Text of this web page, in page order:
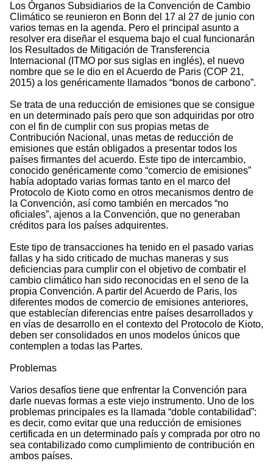
Los Órganos Subsidiarios de la Convención de Cambio
Climático se reunieron en Bonn del 17 al 27 de junio con
varios temas en la agenda. Pero el principal asunto a
resolver era diseñar el esquema bajo el cual funcionarán
los Resultados de Mitigación de Transferencia
Internacional (ITMO por sus siglas en inglés), el nuevo
nombre que se le dio en el Acuerdo de Paris (COP 21,
2015) a los genéricamente llamados “bonos de carbono”.
Se trata de una reducción de emisiones que se consigue
en un determinado país pero que son adquiridas por otro
con el fin de cumplir con sus propias metas de
Contribución Nacional, unas metas de reducción de
emisiones que están obligados a presentar todos los
países firmantes del acuerdo. Este tipo de intercambio,
conocido genéricamente como “comercio de emisiones”
había adoptado varias formas tanto en el marco del
Protocolo de Kioto como en otros mecanismos dentro de
la Convención, así como también en mercados “no
oficiales”, ajenos a la Convención, que no generaban
créditos para los países adquirentes.
Este tipo de transacciones ha tenido en el pasado varias
fallas y ha sido criticado de muchas maneras y sus
deficiencias para cumplir con el objetivo de combatir el
cambio climático han sido reconocidas en el seno de la
propia Convención. A partir del Acuerdo de Paris, los
diferentes modos de comercio de emisiones anteriores,
que establecían diferencias entre países desarrollados y
en vías de desarrollo en el contexto del Protocolo de Kioto,
deben ser consolidados en unos modelos únicos que
contemplen a todas las Partes.
Problemas
Varios desafíos tiene que enfrentar la Convención para
darle nuevas formas a este viejo instrumento. Uno de los
problemas principales es la llamada “doble contabilidad”:
es decir, como evitar que una reducción de emisiones
certificada en un determinado país y comprada por otro no
sea contabilizado como cumplimiento de contribución en
ambos países.